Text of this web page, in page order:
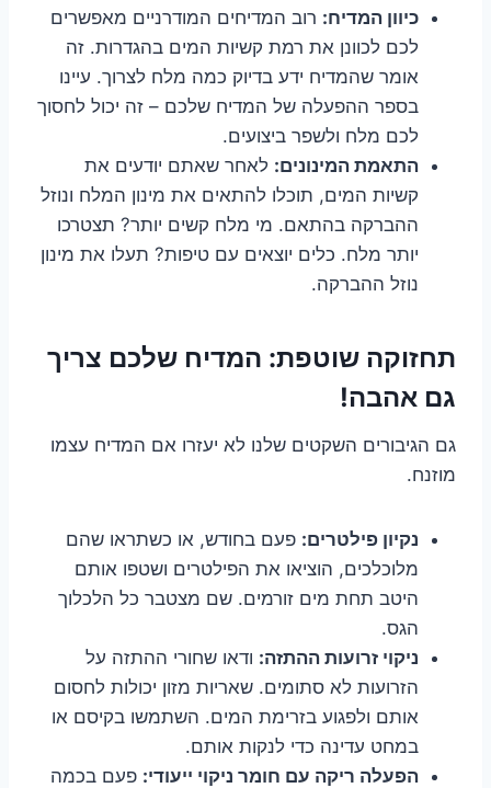
כיוון המדיח: רוב המדיחים המודרניים מאפשרים
לכם לכוונן את רמת קשיות המים בהגדרות. זה
אומר שהמדיח ידע בדיוק כמה מלח לצרוך. עיינו
בספר ההפעלה של המדיח שלכם – זה יכול לחסוך
לכם מלח ולשפר ביצועים.
התאמת המינונים: לאחר שאתם יודעים את
קשיות המים, תוכלו להתאים את מינון המלח ונוזל
ההברקה בהתאם. מי מלח קשים יותר? תצטרכו
יותר מלח. כלים יוצאים עם טיפות? תעלו את מינון
נוזל ההברקה.
תחזוקה שוטפת: המדיח שלכם צריך
גם אהבה!
גם הגיבורים השקטים שלנו לא יעזרו אם המדיח עצמו
מוזנח.
נקיון פילטרים: פעם בחודש, או כשתראו שהם
מלוכלכים, הוציאו את הפילטרים ושטפו אותם
היטב תחת מים זורמים. שם מצטבר כל הלכלוך
הגס.
ניקוי זרועות ההתזה: ודאו שחורי ההתזה על
הזרועות לא סתומים. שאריות מזון יכולות לחסום
אותם ולפגוע בזרימת המים. השתמשו בקיסם או
במחט עדינה כדי לנקות אותם.
הפעלה ריקה עם חומר ניקוי ייעודי: פעם בכמה